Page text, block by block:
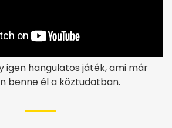
igen hangulatos játék, ami már
benne él a köztudatban.